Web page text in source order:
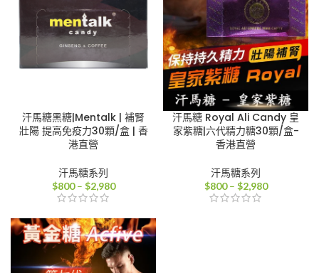
汗馬糖黑糖|Mentalk | 補腎
壯陽 提高免疫力30顆/盒 | 香
港直營
汗馬糖系列
$800 – $2,980價
圍：
$800
到
$2,980
汗馬糖 Royal Ali Candy 皇
家紫糖|六代精力糖30顆/盒-
香港直營
汗馬糖系列
$800 – $2,980價